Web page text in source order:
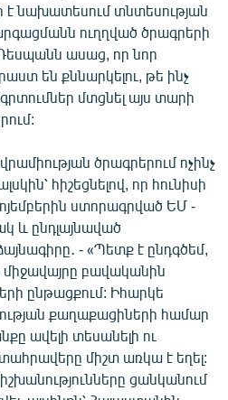
է նախատեսում տնտեսության
ուղղված ծրագրերի
ասաց, որ նոր
են քննարկելու, թե ինչ
մտցնել այս տարի
ծրագրերում ոչինչ
հիշեցնելով, որ հունիսի
ստորագրված ԵՄ -
և ընդլայնաված
- «Պետք է ընդգծեմ,
բավականին
ընթացքում: Իհարկե
քաղաքացիների համար
ավելի տեսանելի ու
միշտ առկա է եղել:
ցանկանում